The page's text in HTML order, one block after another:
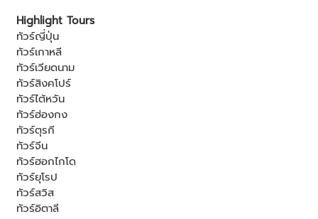
Highlight Tours
ทัวร์ญี่ปุ่น
ทัวร์เกาหลี
ทัวร์เวียดนาม
ทัวร์สิงคโปร์
ทัวร์ไต้หวัน
ทัวร์ฮ่องกง
ทัวร์ตุรกี
ทัวร์จีน
ทัวร์ฮอกไกโด
ทัวร์ยุโรป
ทัวร์สวิส
ทัวร์อิตาลี